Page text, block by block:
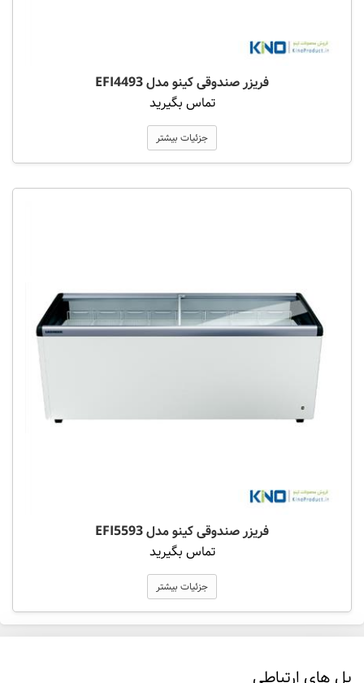
فریزر صندوقی کینو مدل EFI4493
تماس بگیرید
جزئیات بیشتر
فریزر صندوقی کینو مدل EFI5593
تماس بگیرید
جزئیات بیشتر
پل های ارتباطی